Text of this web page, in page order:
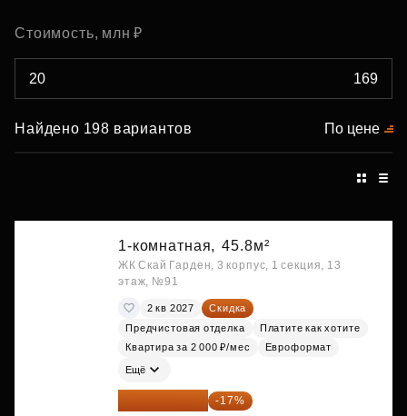
Стоимость, млн ₽
Найдено 198 вариантов По цене
1-комнатная, 45.8м²
ЖК Скай Гарден, 3 корпус, 1 секция, 13
этаж, №91
2 кв 2027
Скидка
Предчистовая отделка
Платите как хотите
Квартира за 2 000 ₽/мес
Евроформат
Ещё
20 014 371 ₽ -17%